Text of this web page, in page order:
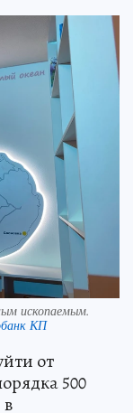
ископаемым.
КП
от
500